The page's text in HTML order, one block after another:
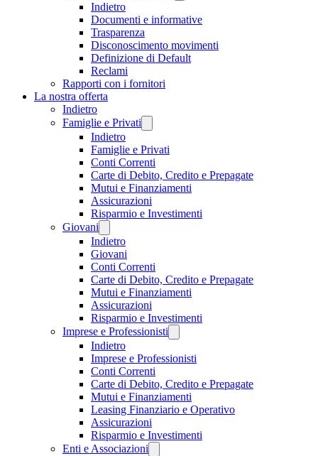
Indietro
Documenti e informative
Trasparenza
Disconoscimento movimenti
Definizione di Default
Reclami
Rapporti con i fornitori
La nostra offerta
Indietro
Famiglie e Privati
Indietro
Famiglie e Privati
Conti Correnti
Carte di Debito, Credito e Prepagate
Mutui e Finanziamenti
Assicurazioni
Risparmio e Investimenti
Giovani
Indietro
Giovani
Conti Correnti
Carte di Debito, Credito e Prepagate
Mutui e Finanziamenti
Assicurazioni
Risparmio e Investimenti
Imprese e Professionisti
Indietro
Imprese e Professionisti
Conti Correnti
Carte di Debito, Credito e Prepagate
Mutui e Finanziamenti
Leasing Finanziario e Operativo
Assicurazioni
Risparmio e Investimenti
Enti e Associazioni